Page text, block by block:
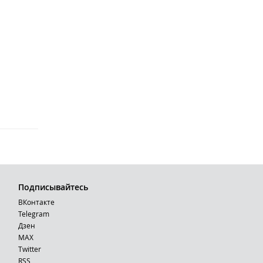
Подписывайтесь
ВКонтакте
Telegram
Дзен
MAX
Тwitter
RSS